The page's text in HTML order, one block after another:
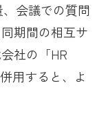
、会議での質問
期間の相互サ
社の「HR
用すると、よ